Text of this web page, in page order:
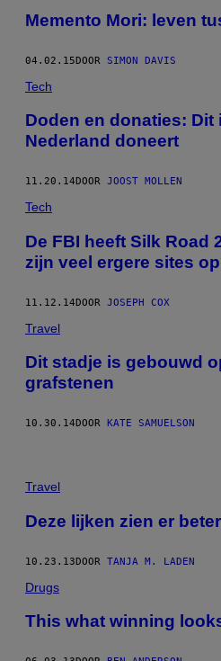
Memento Mori: leven
04.02.15DOOR SIMON DAVIS
Tech
Doden en donaties: Dit
Nederland doneert
11.20.14 DOOR JOOST MOLLEN
Tech
De FBI heeft Silk Road
zijn veel ergere sites
11.12.14DOOR JOSEPH COX
Travel
Dit stadje is gebouwd
grafstenen
10.30.14 DOOR KATE SAMUELSON
Travel
Deze lijken zien er
10.23.13DOOR TANJA M. LADEN
Drugs
This what winning